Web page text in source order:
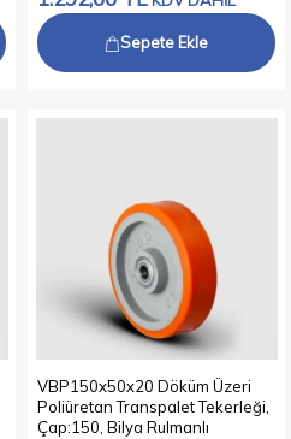
Sepete Ekle
VBP150x50x20 Döküm Üzeri
Poliüretan Transpalet Tekerleği,
Çap:150, Bilya Rulmanlı